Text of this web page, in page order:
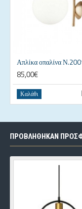
Απλίκα οπαλίνα
85,00€
Καλάθι
ΠΡΟΒΛΗΘΗΚΑΝ